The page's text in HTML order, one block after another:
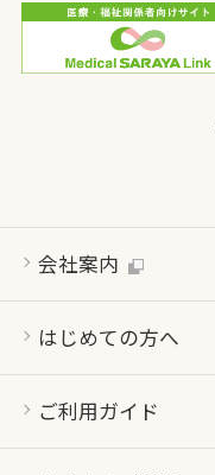
会社案内
はじめての方へ
ご利用ガイド